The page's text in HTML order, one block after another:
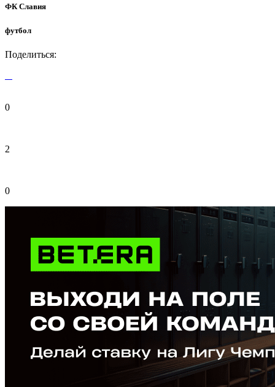
ФК Славия
футбол
Поделиться:
0
2
0